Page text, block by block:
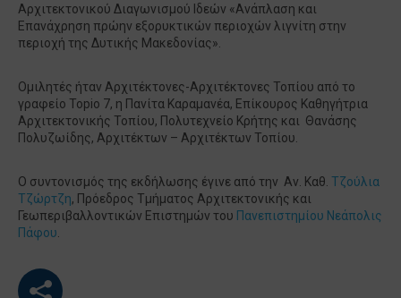
Αρχιτεκτονικού Διαγωνισμού Ιδεών «Ανάπλαση και
Επανάχρηση πρώην εξορυκτικών περιοχών λιγνίτη στην
περιοχή της Δυτικής Μακεδονίας».
Ομιλητές ήταν Αρχιτέκτονες-Αρχιτέκτονες Τοπίου από το
γραφείο Topio 7, η Πανίτα Καραµανέα, Επίκουρος Καθηγήτρια
Αρχιτεκτονικής Τοπίου, Πολυτεχνείο Κρήτης και Θανάσης
Πολυζωίδης, Αρχιτέκτων – Αρχιτέκτων Τοπίου.
Ο συντονισμός της εκδήλωσης έγινε από την Αν. Καθ. Τζούλια
Τζώρτζη, Πρόεδρος Τµήµατος Αρχιτεκτονικής και
Γεωπεριβαλλοντικών Επιστηµών του Πανεπιστηµίου Νεάπολις
Πάφου